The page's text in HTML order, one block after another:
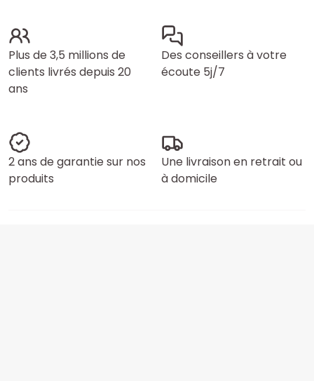
Plus de 3,5 millions de
clients livrés depuis 20
ans
Des conseillers à votre
écoute 5j/7
2 ans de garantie sur nos
produits
Une livraison en retrait ou
à domicile